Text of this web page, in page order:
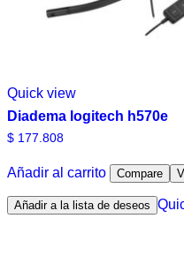
Quick view
Diadema logitech h570e
$ 177.808
Añadir al carrito Compare
Añadir a la lista de deseos